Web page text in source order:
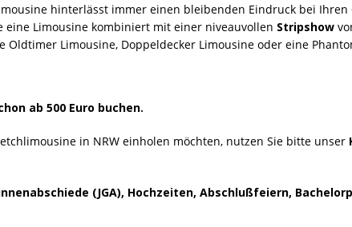
hinterlässt immer einen bleibenden Eindruck bei Ihren
Limousine kombiniert mit einer niveauvollen Stripshow
Limousine, Doppeldecker Limousine oder eine
ab 500 Euro buchen.
in NRW einholen möchten, nutzen Sie bitte unser
(JGA), Hochzeiten, Abschlußfeiern,